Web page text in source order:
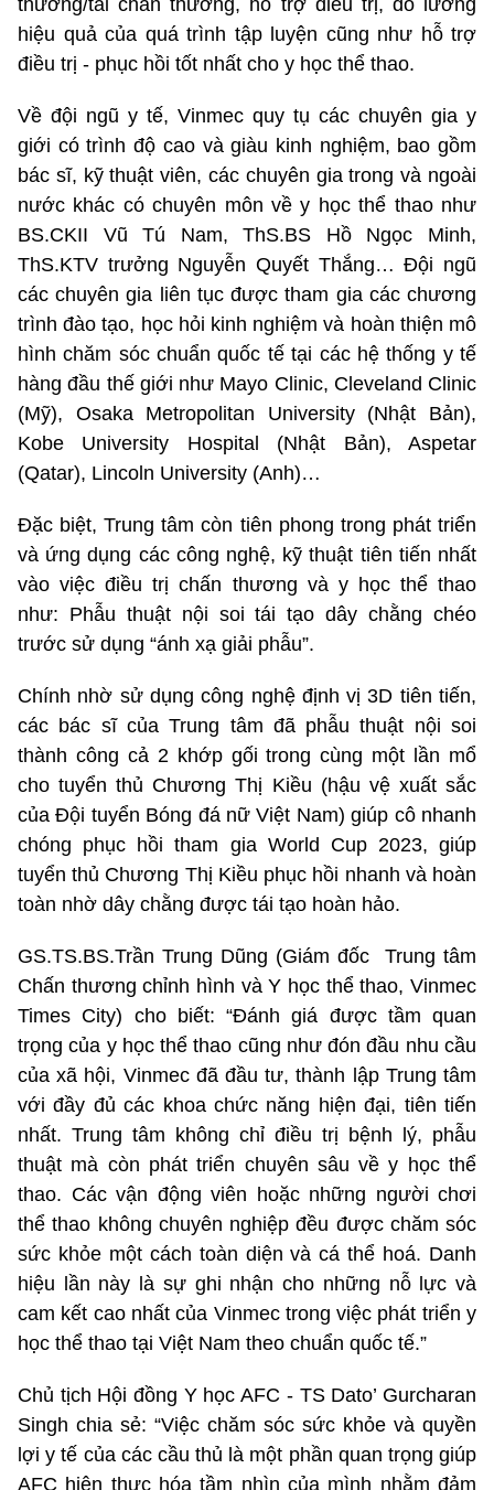
thương/tái chấn thương, hỗ trợ điều trị, đo lường
hiệu quả của quá trình tập luyện cũng như hỗ trợ
điều trị - phục hồi tốt nhất cho y học thể thao.
Về đội ngũ y tế, Vinmec quy tụ các chuyên gia y
giới có trình độ cao và giàu kinh nghiệm, bao gồm
bác sĩ, kỹ thuật viên, các chuyên gia trong và ngoài
nước khác có chuyên môn về y học thể thao như
BS.CKII Vũ Tú Nam, ThS.BS Hồ Ngọc Minh,
ThS.KTV trưởng Nguyễn Quyết Thắng… Đội ngũ
các chuyên gia liên tục được tham gia các chương
trình đào tạo, học hỏi kinh nghiệm và hoàn thiện mô
hình chăm sóc chuẩn quốc tế tại các hệ thống y tế
hàng đầu thế giới như Mayo Clinic, Cleveland Clinic
(Mỹ), Osaka Metropolitan University (Nhật Bản),
Kobe University Hospital (Nhật Bản), Aspetar
(Qatar), Lincoln University (Anh)…
Đặc biệt, Trung tâm còn tiên phong trong phát triển
và ứng dụng các công nghệ, kỹ thuật tiên tiến nhất
vào việc điều trị chấn thương và y học thể thao
như: Phẫu thuật nội soi tái tạo dây chằng chéo
trước sử dụng “ánh xạ giải phẫu”.
Chính nhờ sử dụng công nghệ định vị 3D tiên tiến,
các bác sĩ của Trung tâm đã phẫu thuật nội soi
thành công cả 2 khớp gối trong cùng một lần mổ
cho tuyển thủ Chương Thị Kiều (hậu vệ xuất sắc
của Đội tuyển Bóng đá nữ Việt Nam) giúp cô nhanh
chóng phục hồi tham gia World Cup 2023, giúp
tuyển thủ Chương Thị Kiều phục hồi nhanh và hoàn
toàn nhờ dây chằng được tái tạo hoàn hảo.
GS.TS.BS.Trần Trung Dũng (Giám đốc Trung tâm
Chấn thương chỉnh hình và Y học thể thao, Vinmec
Times City) cho biết: “Đánh giá được tầm quan
trọng của y học thể thao cũng như đón đầu nhu cầu
của xã hội, Vinmec đã đầu tư, thành lập Trung tâm
với đầy đủ các khoa chức năng hiện đại, tiên tiến
nhất. Trung tâm không chỉ điều trị bệnh lý, phẫu
thuật mà còn phát triển chuyên sâu về y học thể
thao. Các vận động viên hoặc những người chơi
thể thao không chuyên nghiệp đều được chăm sóc
sức khỏe một cách toàn diện và cá thể hoá. Danh
hiệu lần này là sự ghi nhận cho những nỗ lực và
cam kết cao nhất của Vinmec trong việc phát triển y
học thể thao tại Việt Nam theo chuẩn quốc tế.”
Chủ tịch Hội đồng Y học AFC - TS Dato’ Gurcharan
Singh chia sẻ: “Việc chăm sóc sức khỏe và quyền
lợi y tế của các cầu thủ là một phần quan trọng giúp
AFC hiện thực hóa tầm nhìn của mình nhằm đảm